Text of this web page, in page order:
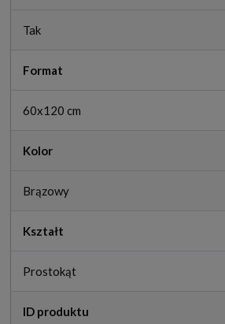
Tak
Format
60x120 cm
Kolor
Brązowy
Kształt
Prostokąt
ID produktu